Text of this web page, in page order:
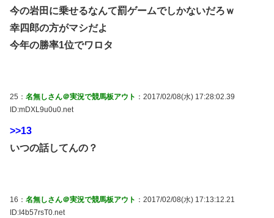
今の岩田に乗せるなんて罰ゲームでしかないだろｗ
幸四郎の方がマシだよ
今年の勝率1位でワロタ
25： 名無しさん＠実況で競馬板アウト ：2017/02/08(水) 17:28:02.39
ID:mDXL9u0u0.net
>>13
いつの話してんの？
16： 名無しさん＠実況で競馬板アウト ：2017/02/08(水) 17:13:12.21
ID:I4b57rsT0.net